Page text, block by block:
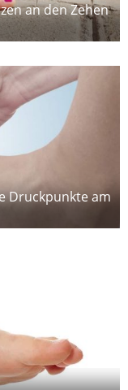
an den Zehen
Druckpunkte am